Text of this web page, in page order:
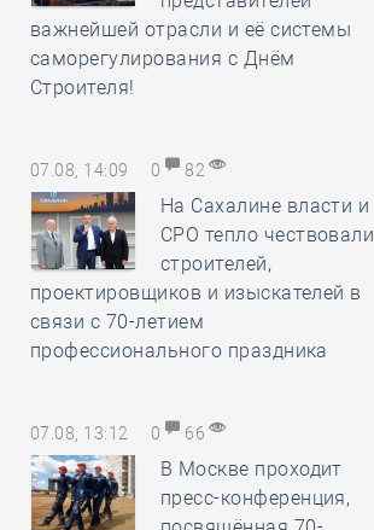
важнейшей отрасли и её системы
саморегулирования с Днём
Строителя!
07.08, 14:09 0 82
На Сахалине власти и
СРО тепло чествовали
строителей,
проектировщиков и изыскателей в
связи с 70-летием
профессионального праздника
07.08, 13:12 0 66
В Москве проходит
пресс-конференция,